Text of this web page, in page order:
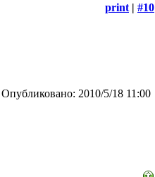
print | #10
Опубликовано: 2010/5/18 11:00